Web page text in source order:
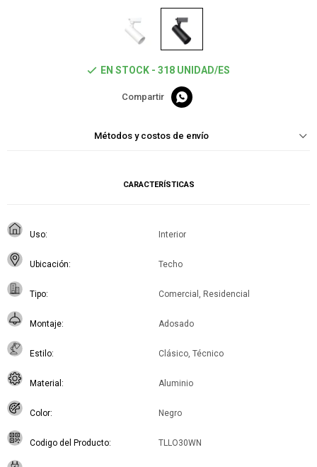
EN STOCK - 318 UNIDAD/ES

Métodos y costos de envío
CARACTERÍSTICAS
Uso Interior
Ubicación Techo
Tipo Comercial, Residencial
Montaje Adosado
Estilo Clásico, Técnico
Material Aluminio
Color Negro
Codigo del Producto TLLO30WN